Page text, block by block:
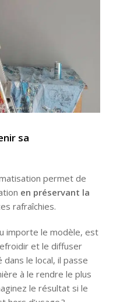
sa
permet de
en préservant la
rafraîchies.
importe le modèle, est
et le diffuser
dans le local, il passe
à le rendre le plus
le résultat si le